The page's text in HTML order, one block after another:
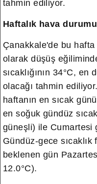
tahmin ediliyor.
Haftalık hava
Çanakkale'de bu hafta
olarak düşüş
sıcaklığının 34°C, en
olacağı tahmin
haftanın en sıcak
en soğuk gündüz
güneşli) ile Cumartesi
Gündüz-gece sıcaklık
beklenen gün
12.0°C).